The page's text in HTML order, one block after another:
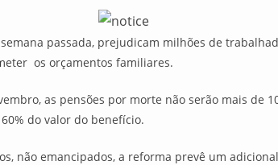
passada, prejudicam milhões de
os orçamentos familiares.
as pensões por morte não serão mais de
do valor do benefício.
não emancipados, a reforma prevê um